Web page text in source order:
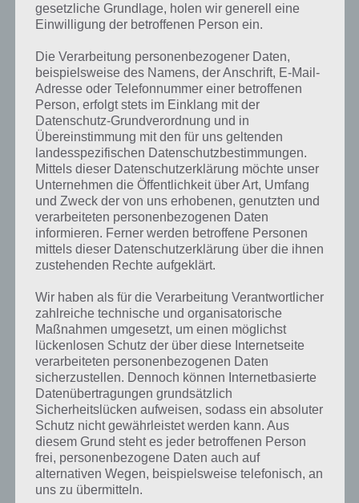
Beim 100 Meter Lauf beispielsweise musst du zwei Buttons ganz
wer dies so schnell wie möglich macht, sprintet um den Sieg. Mit
jedem Sieg kommt eine Medaille hinzu, damit wird aber auch der
Schwierigkeitsgrad erhöht und der Computer läuft die 100 Meter
deutlich schneller.
Im gleichen Atemzug werden aber auch weitere Disziplinen
freigeschaltet. Danach kommt Gewichtheben, später dann noch
Diskuswerfen, Hürdenlauf, Schwimmen und Weitsprung
Auch gegen deine Freunde
Die Sportdisziplinen kannst du nicht nur gegen den Computer
meistern, sondern auch gegen einen zweiten Spieler antreten. So
fordert man sich gegenseitig um den Sieg heraus.
Trailer Video zu Sports Hero
Damit du dir einen besseren Eindruck zu Sports Hero machen
kannst, haben wir hier noch ein Trailer Video für dich parat, wo dir
zahlreiche Sport-Disziplinen gezeigt werden. Hier das Gameplay
Video zu Sports Hero:
gesetzliche Grundlage, holen wir generell eine
Einwilligung der betroffenen Person ein.
Die Verarbeitung personenbezogener Daten,
beispielsweise des Namens, der Anschrift, E-Mail-
Adresse oder Telefonnummer einer betroffenen
Person, erfolgt stets im Einklang mit der
Datenschutz-Grundverordnung und in
Übereinstimmung mit den für uns geltenden
landesspezifischen Datenschutzbestimmungen.
Mittels dieser Datenschutzerklärung möchte unser
Unternehmen die Öffentlichkeit über Art, Umfang
und Zweck der von uns erhobenen, genutzten und
verarbeiteten personenbezogenen Daten
informieren. Ferner werden betroffene Personen
mittels dieser Datenschutzerklärung über die ihnen
zustehenden Rechte aufgeklärt.
Wir haben als für die Verarbeitung Verantwortlicher
zahlreiche technische und organisatorische
Maßnahmen umgesetzt, um einen möglichst
lückenlosen Schutz der über diese Internetseite
verarbeiteten personenbezogenen Daten
sicherzustellen. Dennoch können Internetbasierte
Datenübertragungen grundsätzlich
Sicherheitslücken aufweisen, sodass ein absoluter
Schutz nicht gewährleistet werden kann. Aus
diesem Grund steht es jeder betroffenen Person
frei, personenbezogene Daten auch auf
alternativen Wegen, beispielsweise telefonisch, an
uns zu übermitteln.